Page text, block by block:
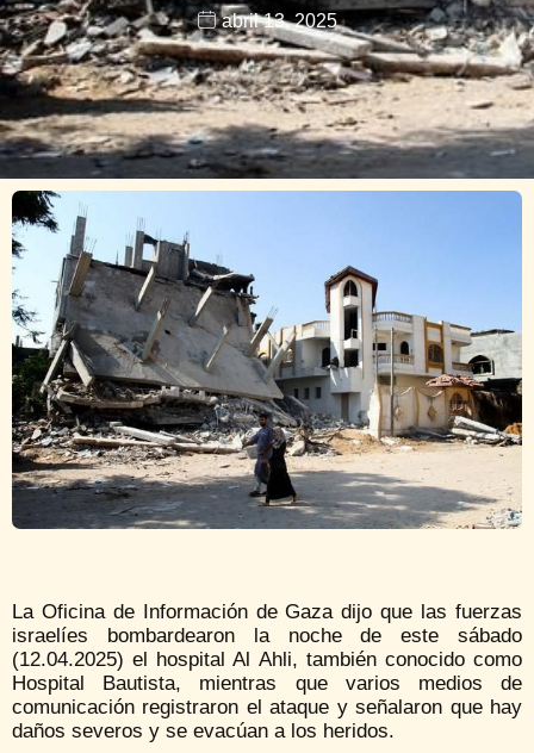
abril 13, 2025
La Oficina de Información de Gaza dijo que las fuerzas
israelíes bombardearon la noche de este sábado
(12.04.2025) el hospital Al Ahli, también conocido como
Hospital Bautista, mientras que varios medios de
comunicación registraron el ataque y señalaron que hay
daños severos y se evacúan a los heridos.